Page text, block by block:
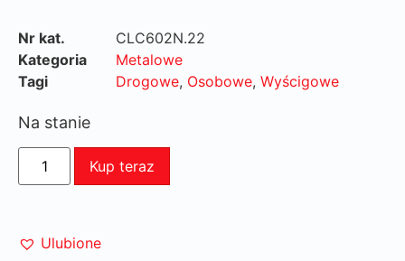
Nr kat.
CLC602N.22
Kategoria
Metalowe
Tagi
Drogowe, Osobowe, Wyścigowe
Na stanie
Kup teraz
Ulubione